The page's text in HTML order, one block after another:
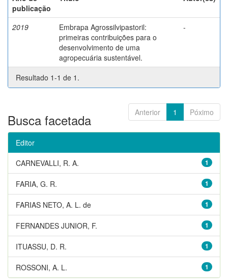
publicação
2019
Embrapa Agrossilvipastoril:
primeiras contribuições para o
desenvolvimento de uma
agropecuária sustentável.
-
Resultado 1-1 de 1.
Anterior 1 Póximo
Busca facetada
Editor
1
CARNEVALLI, R. A.
1
FARIA, G. R.
1
FARIAS NETO, A. L. de
1
FERNANDES JUNIOR, F.
1
ITUASSU, D. R.
1
ROSSONI, A. L.